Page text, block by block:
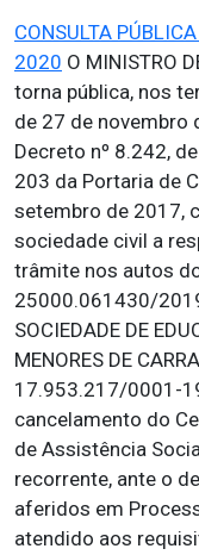
CONSULTA
2020 O MINISTRO
torna pública, nos
de 27 de novembro
Decreto nº 8.242,
203 da Portaria de
setembro de 2017,
sociedade civil a
trâmite nos autos
25000.061430/
SOCIEDADE DE
MENORES DE
17.953.217/0001-
cancelamento do
de Assistência
recorrente, ante o
aferidos em
atendido aos